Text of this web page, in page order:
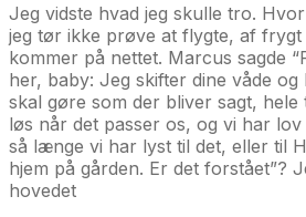
Jeg vidste hvad jeg skulle tro.
jeg tør ikke prøve at flygte, af
kommer på nettet. Marcus sagde
her, baby: Jeg skifter dine våde og
skal gøre som der bliver sagt, hele
løs når det passer os, og vi har
så længe vi har lyst til det, eller til
hjem på gården. Er det forstået”?
hovedet